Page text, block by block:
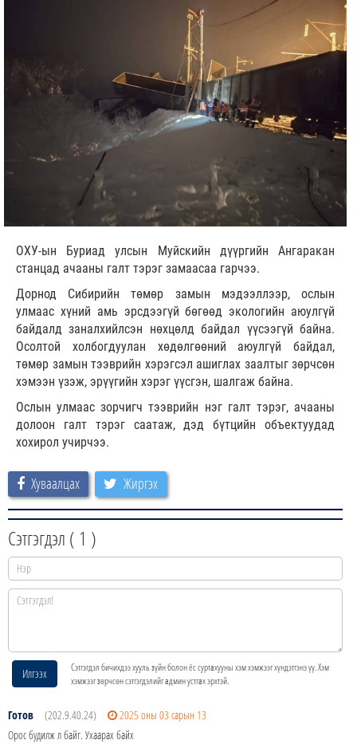
ОХУ-ын Буриад улсын Муйскийн дүүргийн Ангаракан
станцад ачааны галт тэрэг замаасаа гарчээ.
Дорнод Сибирийн төмөр замын мэдээллээр, ослын
улмаас хүний амь эрсдээгүй бөгөөд экологийн аюулгүй
байдалд заналхийлсэн нөхцөлд байдал үүсээгүй байна.
Осолтой холбогдуулан хөдөлгөөний аюулгүй байдал,
төмөр замын тээврийн хэрэгсэл ашиглах заалтыг зөрчсөн
хэмээн үзэж, эрүүгийн хэрэг үүсгэн, шалгаж байна.
Ослын улмаас зорчигч тээврийн нэг галт тэрэг, ачааны
долоон галт тэрэг саатаж, дэд бүтцийн объектуудад
хохирол учирчээ.
Хуваалцах Жиргэх
Сэтгэгдэл ( 1 )
Илгээх
Сэтгэгдэл бичихдээ хууль зүйн болон ёс суртахууны хэм хэмжээг хүндэтгэнэ үү. Хэм
хэмжээг зөрчсөн сэтгэгдэлийг админ устгах эрхтэй.
Готов (202.9.40.24)
2025 оны 03 сарын 13
Орос будилж л байг. Ухаарах байх